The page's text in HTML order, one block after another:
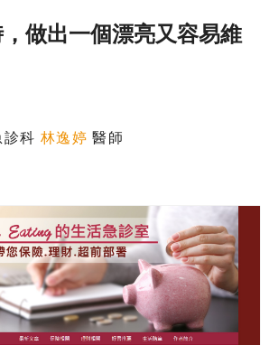
做出一個漂亮又容易維
診科 林逸婷 醫師